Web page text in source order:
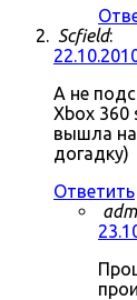
Scfield:
А не
Xbox 360
вышла на
догадку)
Ответить